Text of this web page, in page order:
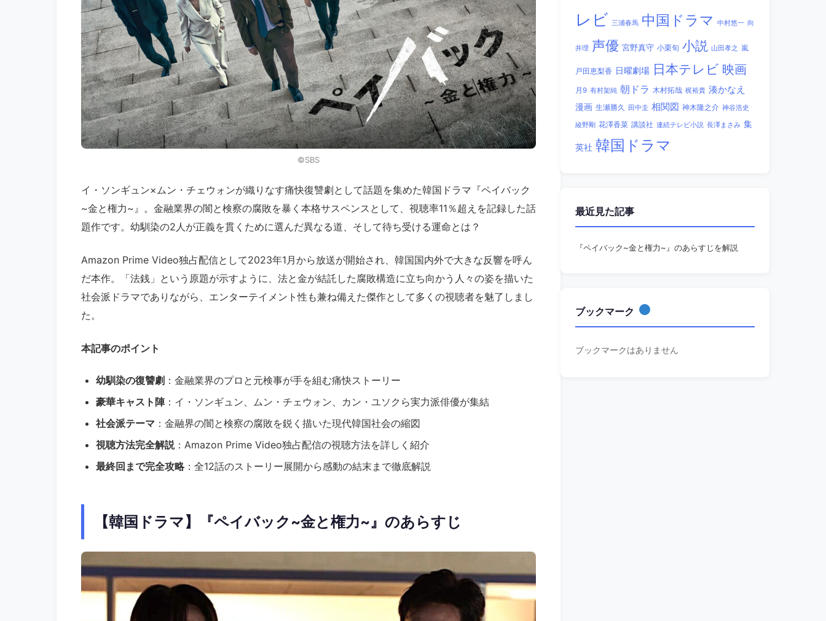
©︎SBS
イ・ソンギュン×ムン・チェウォンが織りなす痛快復讐劇として話題を集めた韓国ドラマ『ペイバック
~金と権力~』。金融業界の闇と検察の腐敗を暴く本格サスペンスとして、視聴率11％超えを記録した話
題作です。幼馴染の2人が正義を貫くために選んだ異なる道、そして待ち受ける運命とは？
Amazon Prime Video独占配信として2023年1月から放送が開始され、韓国国内外で大きな反響を呼ん
だ本作。「法銭」という原題が示すように、法と金が結託した腐敗構造に立ち向かう人々の姿を描いた
社会派ドラマでありながら、エンターテイメント性も兼ね備えた傑作として多くの視聴者を魅了しまし
た。
本記事のポイント
幼馴染の復讐劇 ：金融業界のプロと元検事が手を組む痛快ストーリー
豪華キャスト陣：イ・ソンギュン、ムン・チェウォン、カン・ユソクら実力派俳優が集結
社会派テーマ ：金融界の闇と検察の腐敗を鋭く描いた現代韓国社会の縮図
視聴方法完全解説：Amazon Prime Video独占配信の視聴方法を詳しく紹介
最終回まで完全攻略：全12話のストーリー展開から感動の結末まで徹底解説
【韓国ドラマ】『ペイバック~金と権力~』のあらすじ
レビ 三浦春馬 中国ドラマ 中村悠一 向
井理 声優 宮野真守 小栗旬 小説 山田孝之 嵐
戸田恵梨香 日曜劇場 日本テレビ 映画
月9 有村架純 朝ドラ 木村拓哉 梶裕貴 湊かなえ
漫画 生瀬勝久 田中圭 相関図 神木隆之介 神谷浩史
綾野剛 花澤香菜 講談社 連続テレビ小説 長澤まさみ 集
英社 韓国ドラマ
最近見た記事
『ペイバック~金と権力~』のあらすじを解説
ブックマーク
ブックマークはありません